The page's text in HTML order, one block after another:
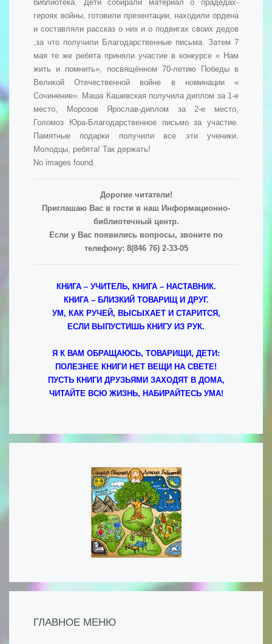
библиотека. Дети собирали материал о прадедах-
героях войны, готовили презентации, находили ордена
и составляли рассказ о них и о подвигах своих дедов
,за что получили Благодарственные письма. Затем 7
мая те же ребята приняли участие в конкурсе « Нам
жить и помнить», посвящённом 70-летию Победы в
Великой Отечественной войне в номинации «
Сочинение». Маша Кашевская получила диплом за 1-е
место, Морозов Ярослав-диплом за 2-е место,
Голомоз Юра-Благодарственное письмо за участие.
Памятные подарки получили все эти ученики.
Молодцы, ребята! Так держать!
No images found.
Дорогие читатели!
Приглашаю Вас в гости в наш Информационно-
библиотечный центр.
Если у Вас появились вопросы, звоните по
телефону: 8(846 76) 2-33-05
КНИГА – УЧИТЕЛЬ, КНИГА – НАСТАВНИК.
КНИГА – БЛИЗКИЙ ТОВАРИЩ И ДРУГ.
УМ, КАК РУЧЕЙ, ВЫСЫХАЕТ И СТАРИТСЯ,
ЕСЛИ ВЫПУСТИШЬ КНИГУ ИЗ РУК.
Я К ВАМ ОБРАЩАЮСЬ, ТОВАРИЩИ, ДЕТИ:
ПОЛЕЗНЕЕ КНИГИ НЕТ ВЕЩИ НА СВЕТЕ!
ПУСТЬ КНИГИ ДРУЗЬЯМИ ЗАХОДЯТ В ДОМА,
ЧИТАЙТЕ ВСЮ ЖИЗНЬ, НАБИРАЙТЕСЬ УМА!
ГЛАВНОЕ МЕНЮ